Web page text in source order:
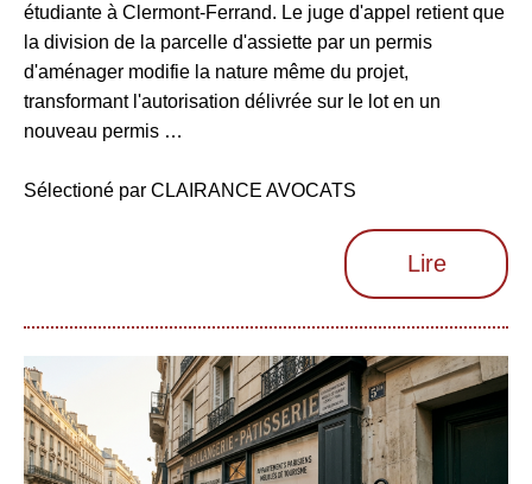
étudiante à Clermont-Ferrand. Le juge d'appel retient que
la division de la parcelle d'assiette par un permis
d'aménager modifie la nature même du projet,
transformant l'autorisation délivrée sur le lot en un
nouveau permis …
Sélectioné par CLAIRANCE AVOCATS
Lire